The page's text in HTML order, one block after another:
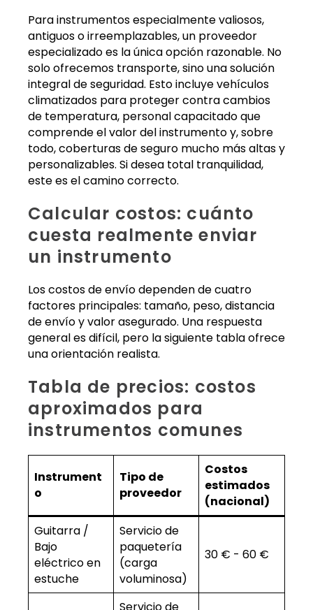
Para instrumentos especialmente valiosos,
antiguos o irreemplazables, un proveedor
especializado es la única opción razonable. No
solo ofrecemos transporte, sino una solución
integral de seguridad. Esto incluye vehículos
climatizados para proteger contra cambios
de temperatura, personal capacitado que
comprende el valor del instrumento y, sobre
todo, coberturas de seguro mucho más altas y
personalizables. Si desea total tranquilidad,
este es el camino correcto.
Calcular costos: cuánto
cuesta realmente enviar
un instrumento
Los costos de envío dependen de cuatro
factores principales: tamaño, peso, distancia
de envío y valor asegurado. Una respuesta
general es difícil, pero la siguiente tabla ofrece
una orientación realista.
Tabla de precios: costos
aproximados para
instrumentos comunes
Instrument
o
Tipo de
proveedor
Costos
estimados
(nacional)
Guitarra /
Bajo
eléctrico en
estuche
Servicio de
paquetería
(carga
voluminosa)
30 € - 60 €